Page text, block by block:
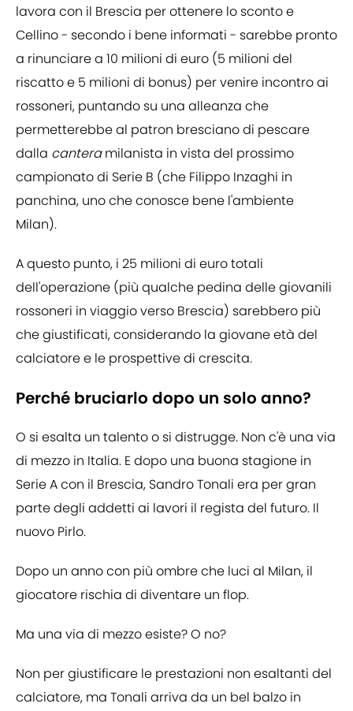
lavora con il Brescia per ottenere lo sconto e
Cellino - secondo i bene informati - sarebbe pronto
a rinunciare a 10 milioni di euro (5 milioni del
riscatto e 5 milioni di bonus) per venire incontro ai
rossoneri, puntando su una alleanza che
permetterebbe al patron bresciano di pescare
dalla canteramilanista in vista del prossimo
campionato di Serie B (che Filippo Inzaghi in
panchina, uno che conosce bene l'ambiente
Milan).
A questo punto, i 25 milioni di euro totali
dell'operazione (più qualche pedina delle giovanili
rossoneri in viaggio verso Brescia) sarebbero più
che giustificati, considerando la giovane età del
calciatore e le prospettive di crescita.
Perché bruciarlo dopo un solo anno?
O si esalta un talento o si distrugge. Non c'è una via
di mezzo in Italia. E dopo una buona stagione in
Serie A con il Brescia, Sandro Tonali era per gran
parte degli addetti ai lavori il regista del futuro. Il
nuovo Pirlo.
Dopo un anno con più ombre che luci al Milan, il
giocatore rischia di diventare un flop.
Ma una via di mezzo esiste? O no?
Non per giustificare le prestazioni non esaltanti del
calciatore, ma Tonali arriva da un bel balzo in